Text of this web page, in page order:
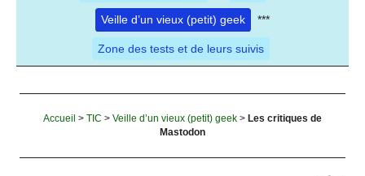
Veille d’un vieux (petit) geek ***
Zone des tests et de leurs suivis
Accueil > TIC > Veille d’un vieux (petit) geek > Les critiques de
Mastodon